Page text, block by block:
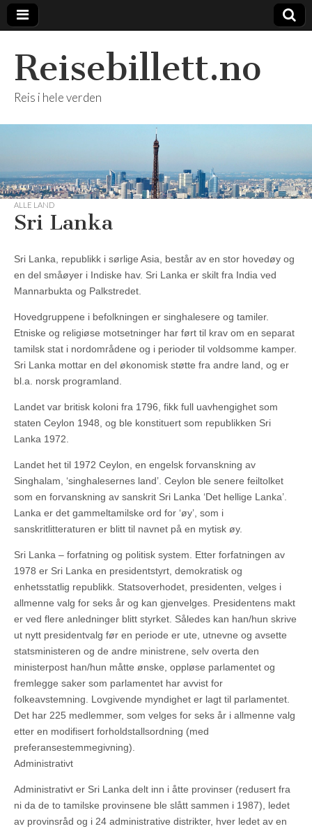
Reisebillett.no
Reis i hele verden
ALLE LAND
Sri Lanka
Sri Lanka, republikk i sørlige Asia, består av en stor hovedøy og
en del småøyer i Indiske hav. Sri Lanka er skilt fra India ved
Mannarbukta og Palkstredet.
Hovedgruppene i befolkningen er singhalesere og tamiler.
Etniske og religiøse motsetninger har ført til krav om en separat
tamilsk stat i nordområdene og i perioder til voldsomme kamper.
Sri Lanka mottar en del økonomisk støtte fra andre land, og er
bl.a. norsk programland.
Landet var britisk koloni fra 1796, fikk full uavhengighet som
staten Ceylon 1948, og ble konstituert som republikken Sri
Lanka 1972.
Landet het til 1972 Ceylon, en engelsk forvanskning av
Singhalam, ‘singhalesernes land’. Ceylon ble senere feiltolket
som en forvanskning av sanskrit Sri Lanka ‘Det hellige Lanka’.
Lanka er det gammeltamilske ord for ‘øy’, som i
sanskritlitteraturen er blitt til navnet på en mytisk øy.
Sri Lanka – forfatning og politisk system. Etter forfatningen av
1978 er Sri Lanka en presidentstyrt, demokratisk og
enhetsstatlig republikk. Statsoverhodet, presidenten, velges i
allmenne valg for seks år og kan gjenvelges. Presidentens makt
er ved flere anledninger blitt styrket. Således kan han/hun skrive
ut nytt presidentvalg før en periode er ute, utnevne og avsette
statsministeren og de andre ministrene, selv overta den
ministerpost han/hun måtte ønske, oppløse parlamentet og
fremlegge saker som parlamentet har avvist for
folkeavstemning. Lovgivende myndighet er lagt til parlamentet.
Det har 225 medlemmer, som velges for seks år i allmenne valg
etter en modifisert forholdstallsordning (med
preferansestemmegivning).
Administrativt
Administrativt er Sri Lanka delt inn i åtte provinser (redusert fra
ni da de to tamilske provinsene ble slått sammen i 1987), ledet
av provinsråd og i 24 administrative distrikter, hver ledet av en